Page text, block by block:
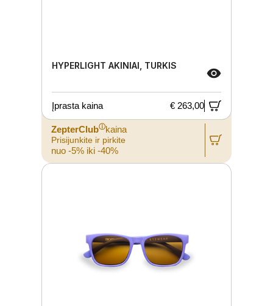
HYPERLIGHT AKINIAI, TURKIS
Įprasta kaina € 263,00
ZepterClubⓘkaina
Prisijunkite ir pirkite
nuo -5% iki -40%